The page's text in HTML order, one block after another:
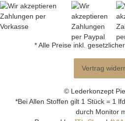
* Alle Preise inkl.
Vertrag
© Lederkonzept
*Bei Allen Stoffen gilt 1 Stück = 1
durch Monitor